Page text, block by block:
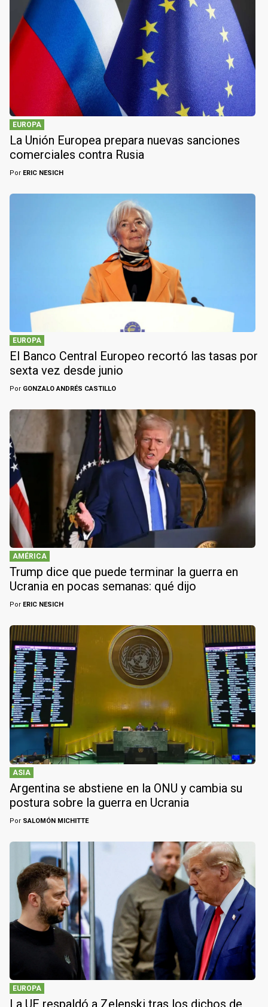
EUROPA
La Unión Europea prepara nuevas sanciones
comerciales contra Rusia
Por ERIC NESICH
EUROPA
El Banco Central Europeo recortó las tasas por
sexta vez desde junio
Por GONZALO ANDRÉS CASTILLO
AMÉRICA
Trump dice que puede terminar la guerra en
Ucrania en pocas semanas: qué dijo
Por ERIC NESICH
ASIA
Argentina se abstiene en la ONU y cambia su
postura sobre la guerra en Ucrania
Por SALOMÓN MICHITTE
EUROPA
La UE respaldó a Zelenski tras los dichos de